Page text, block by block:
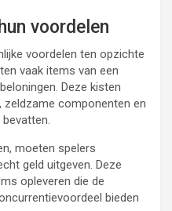
voordelen
voordelen ten opzichte
vaak items van een
Deze kisten
zeldzame componenten en
moeten spelers
geld uitgeven. Deze
opleveren die de
bieden